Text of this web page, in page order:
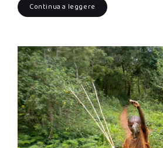
Continua a leggere